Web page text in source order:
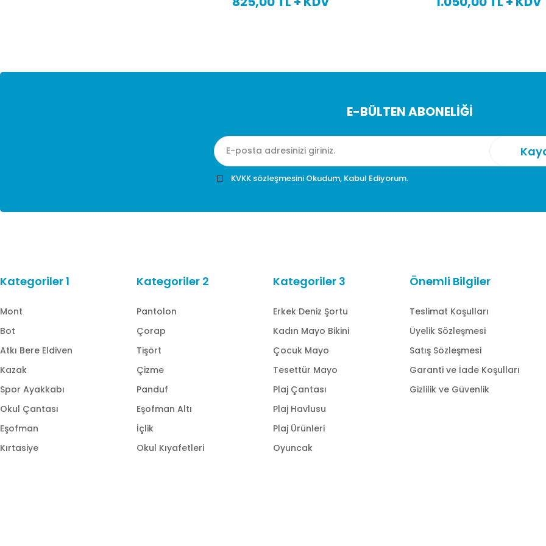
E-BÜLTEN ABONELİĞİ
KVKK sözleşmesini Okudum, Kabul Ediyorum.
Kategoriler 1
Mont
Bot
Atkı Bere Eldiven
Kazak
Spor Ayakkabı
Okul Çantası
Eşofman
Kırtasiye
Kategoriler 2
Pantolon
Çorap
Tişört
Çizme
Panduf
Eşofman Altı
İçlik
Okul Kıyafetleri
Kategoriler 3
Erkek Deniz Şortu
Kadın Mayo Bikini
Çocuk Mayo
Tesettür Mayo
Plaj Çantası
Plaj Havlusu
Plaj Ürünleri
Oyuncak
Önemli Bilgiler
Teslimat Koşulları
Üyelik Sözleşmesi
Satış Sözleşmesi
Garanti ve İade Koşulları
Gizlilik ve Güvenlik